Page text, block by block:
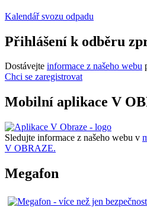
Kalendář svozu odpadu
Přihlášení k odběru
Dostávejte informace z našeho webu
Chci se zaregistrovat
Mobilní aplikace V
Sledujte informace z našeho webu v
V OBRAZE.
Megafon